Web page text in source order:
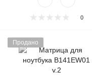
0
Продано